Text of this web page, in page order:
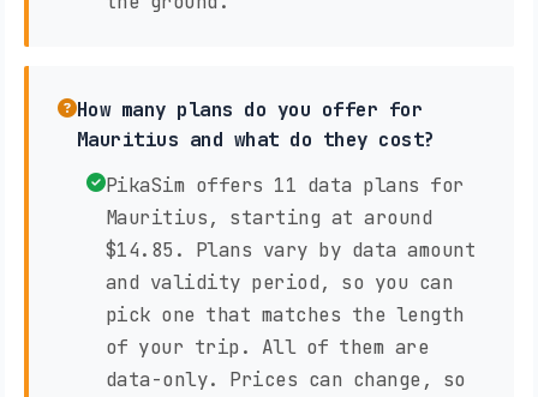
How many plans do you offer for
Mauritius and what do they cost?
PikaSim offers 11 data plans for
Mauritius, starting at around
$14.85. Plans vary by data amount
and validity period, so you can
pick one that matches the length
of your trip. All of them are
data-only. Prices can change, so